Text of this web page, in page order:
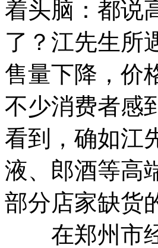
着头脑：都说
了？江先生所
售量下降，价
不少消费者感
看到，确如江
液、郎酒等高
部分店家缺货
在郑州市经